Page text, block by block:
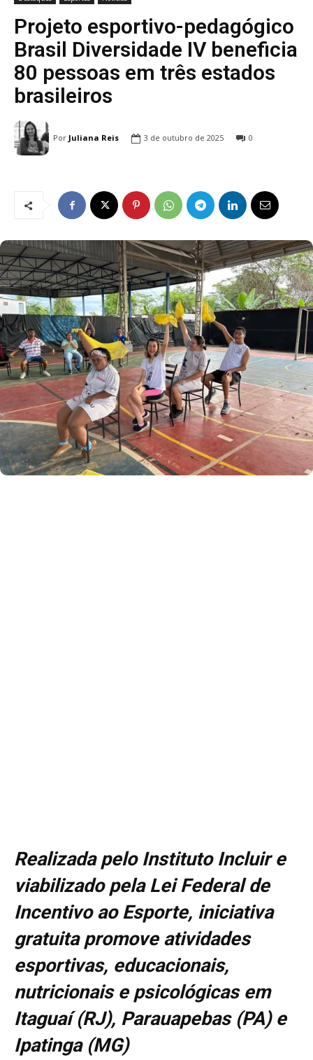
Projeto esportivo-pedagógico
Brasil Diversidade IV beneficia
80 pessoas em três estados
brasileiros
Por Juliana Reis 3 de outubro de 2025 0
Realizada pelo Instituto Incluir e
viabilizado pela Lei Federal de
Incentivo ao Esporte, iniciativa
gratuita promove atividades
esportivas, educacionais,
nutricionais e psicológicas em
Itaguaí (RJ), Parauapebas (PA) e
Ipatinga (MG)